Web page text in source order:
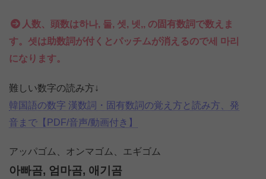
人数、頭数は하나, 둘, 셋, 넷,, の固有数詞で数えま
す。셋は助数詞が付くとパッチムが消えるので세 마리
になります。
難しい数字の読み方↓
韓国語の数字 漢数詞・固有数詞の覚え方と読み方、発
音まで【PDF/音声/動画付き】
アッパゴム、オンマゴム、エギゴム
아빠곰, 엄마곰, 애기곰